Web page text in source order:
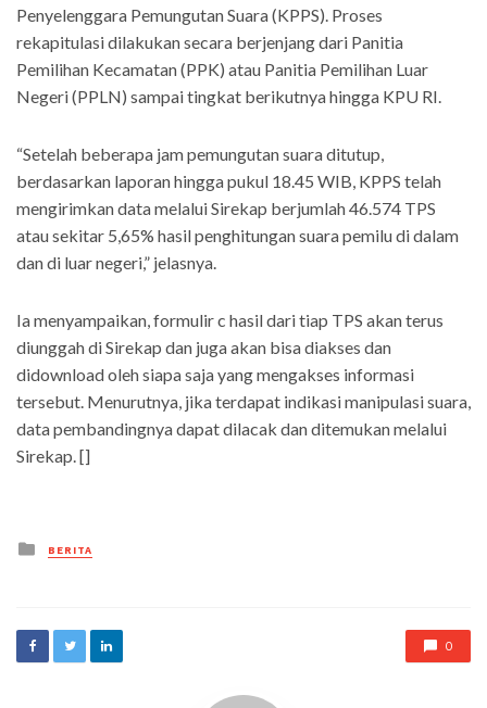
Penyelenggara Pemungutan Suara (KPPS). Proses
rekapitulasi dilakukan secara berjenjang dari Panitia
Pemilihan Kecamatan (PPK) atau Panitia Pemilihan Luar
Negeri (PPLN) sampai tingkat berikutnya hingga KPU RI.
“Setelah beberapa jam pemungutan suara ditutup,
berdasarkan laporan hingga pukul 18.45 WIB, KPPS telah
mengirimkan data melalui Sirekap berjumlah 46.574 TPS
atau sekitar 5,65% hasil penghitungan suara pemilu di dalam
dan di luar negeri,” jelasnya.
Ia menyampaikan, formulir c hasil dari tiap TPS akan terus
diunggah di Sirekap dan juga akan bisa diakses dan
didownload oleh siapa saja yang mengakses informasi
tersebut. Menurutnya, jika terdapat indikasi manipulasi suara,
data pembandingnya dapat dilacak dan ditemukan melalui
Sirekap. []
Posted
in
BERITA
0